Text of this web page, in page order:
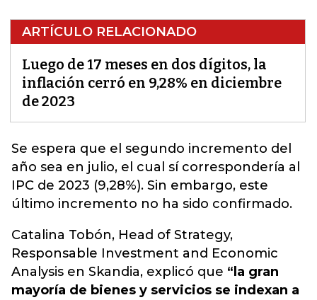
ARTÍCULO RELACIONADO
Luego de 17 meses en dos dígitos, la
inflación cerró en 9,28% en diciembre
de 2023
Se espera que el segundo incremento del
año sea en julio, el cual sí correspondería al
IPC de 2023 (9,28%). Sin embargo, este
último incremento no ha sido confirmado.
Catalina Tobón, Head of Strategy,
Responsable Investment and Economic
Analysis en Skandia, explicó que “la gran
mayoría de bienes y servicios se indexan a